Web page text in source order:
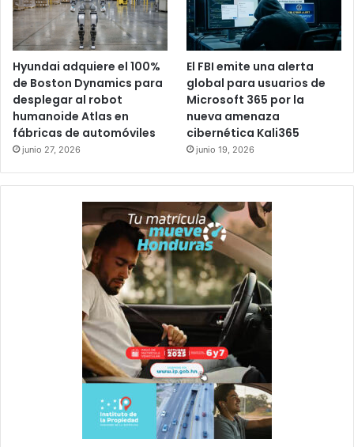
Hyundai adquiere el 100%
de Boston Dynamics para
desplegar al robot
humanoide Atlas en
fábricas de automóviles
junio 27, 2026
El FBI emite una alerta
global para usuarios de
Microsoft 365 por la
nueva amenaza
cibernética Kali365
junio 19, 2026